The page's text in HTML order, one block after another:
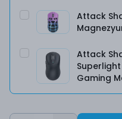
Attack
Attack
Gaming